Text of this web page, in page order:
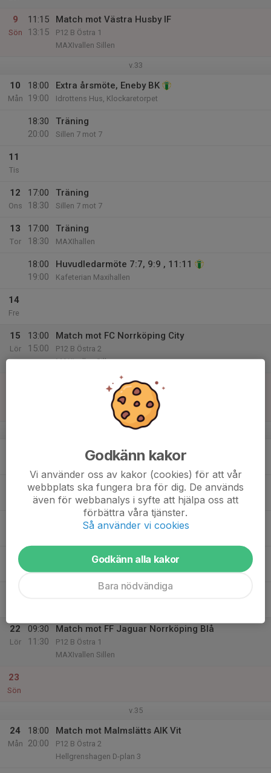
9
Sön
11:15
13:15
Match mot Västra Husby IF
P12 B Östra 1
MAXIvallen Sillen
v.33
10
Mån
18:00
19:00
Extra årsmöte, Eneby BK
Idrottens Hus, Klockaretorpet
18:30
20:00
Träning
Sillen 7 mot 7
11
Tis
12
Ons
17:00
18:30
Träning
Sillen 7 mot 7
13
Tor
17:00
18:30
Träning
MAXIhallen
18:00
19:00
Huvudledarmöte 7:7, 9:9 , 11:11
Kafeterian Maxihallen
14
Fre
15
Lör
13:00
15:00
Match mot FC Norrköping City
P12 B Östra 2
MAXIvallen Sillen
Match mot Assyriska IF Norrköping
v.34
Träning
Sillen 7 mot 7
18:00
19:00
Huvudledarmöte 3:3 5:5
Kafeterian Maxihallen
Träning
20
Tor
18:30
MAXIhallen
22
Lör
09:30
11:30
Match mot FF Jaguar Norrköping Blå
P12 B Östra 1
MAXIvallen Sillen
23
Sön
v.35
24
Mån
18:00
20:00
Match mot Malmslätts AIK Vit
P12 B Östra 2
Hellgrenshagen D-plan 3
Godkänn kakor
Vi använder oss av kakor (cookies) för att vår
webbplats ska fungera bra för dig. De används
även för webbanalys i syfte att hjälpa oss att
förbättra våra tjänster.
Så använder vi cookies
Godkänn alla kakor
Bara nödvändiga